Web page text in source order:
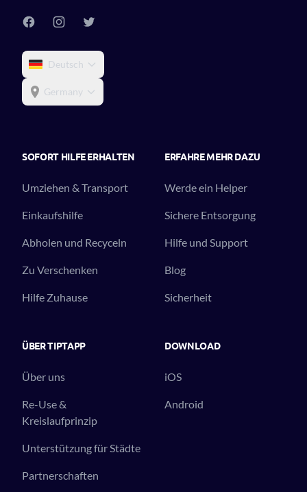
Deutsch
Germany
SOFORT HILFE ERHALTEN
Umziehen & Transport
Einkaufshilfe
Abholen und Recyceln
Zu Verschenken
Hilfe Zuhause
ERFAHRE MEHR DAZU
Werde ein Helper
Sichere Entsorgung
Hilfe und Support
Blog
Sicherheit
ÜBER TIPTAPP
Über uns
Re-Use &
Kreislaufprinzip
Unterstützung für Städte
Partnerschaften
DOWNLOAD
iOS
Android